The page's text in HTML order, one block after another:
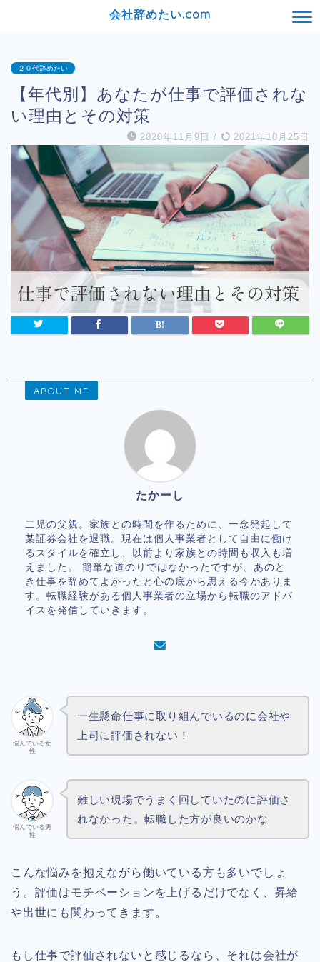
会社辞めたい.com
２０代辞めたい
【年代別】あなたが仕事で評価されな
い理由とその対策
2020年11月9日 / 2021年10月25日
ABOUT ME
たかーし
二児の父親。家族との時間を作るために、一念発起して
某証券会社を退職。現在は個人事業者として自由に働け
るスタイルを確立し、以前より家族との時間も収入も増
えました。 簡単な道のりではなかったですが、あのと
き仕事を辞めてよかったと心の底から思える今がありま
す。転職経験がある個人事業者の立場から転職のアドバ
イスを発信していきます。
悩んでいる女
性
一生懸命仕事に取り組んでいるのに会社や
上司に評価されない！
悩んでいる男
性
難しい現場でうまく回していたのに評価さ
れなかった。転職した方が良いのかな
こんな悩みを抱えながら働いている方も多いでしょ
う。評価はモチベーションを上げるだけでなく、昇給
や出世にも関わってきます。
もし仕事で評価されないと感じるなら、それは会社が